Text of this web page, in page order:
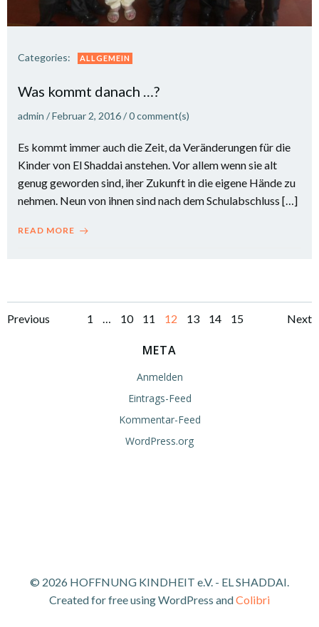
Categories: ALLGEMEIN
Was kommt danach …?
admin /Februar 2, 2016/0comment(s)
Es kommt immer auch die Zeit, da Veränderungen für die
Kinder von El Shaddai anstehen. Vor allem wenn sie alt
genug geworden sind, iher Zukunft in die eigene Hände zu
nehmen. Neun von ihnen sind nach dem Schulabschluss […]
READ MORE
Posts
Previous
Posts
navigation
Page
1 … Page
10 Page
11 Page
12 Page
13 Page
14 Page
15 Next
META
Anmelden
Eintrags-Feed
Kommentar-Feed
WordPress.org
© 2026 HOFFNUNG KINDHEIT e.V. - EL SHADDAI.
Created for free using WordPress andColibri